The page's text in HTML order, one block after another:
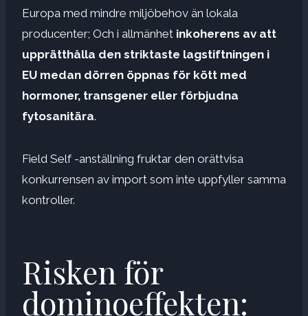
Europa med mindre miljöbehov än lokala
producenter; Och i allmänhet inkoherens av att
upprätthålla den striktaste lagstiftningen i
EU medan dörren öppnas för kött med
hormoner, transgener eller förbjudna
fytosanitära.
Field Self -anställning fruktar den orättvisa
konkurrensen av import som inte uppfyller samma
kontroller.
Risken för
dominoeffekten: